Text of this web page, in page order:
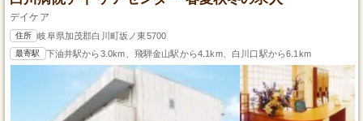
デイケア
住所 岐阜県加茂郡白川町坂ノ東5700
最寄駅 下油井駅から3.0km、飛騨金山駅から4.1km、白川口駅から6.1km